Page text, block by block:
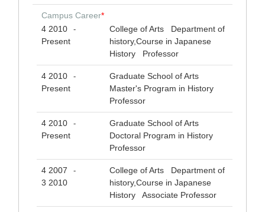
Campus Career*
4 2010
-
Present
College of Arts Department of
history,Course in Japanese
History Professor
4 2010 -
Present
Graduate School of Arts
Master's Program in History
Professor
4 2010 -
Present
Graduate School of Arts
Doctoral Program in History
Professor
4 2007 -
3 2010
College of Arts Department of
history,Course in Japanese
History Associate Professor